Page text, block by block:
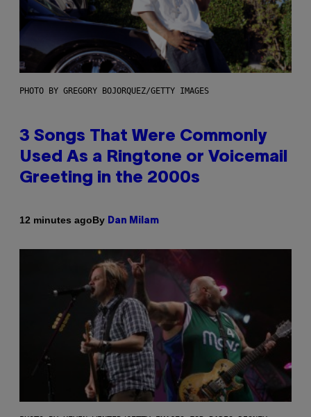
PHOTO BY GREGORY BOJORQUEZ/GETTY IMAGES
3 Songs That Were Commonly
Used As a Ringtone or Voicemail
Greeting in the 2000s
12 minutes agoBy Dan Milam